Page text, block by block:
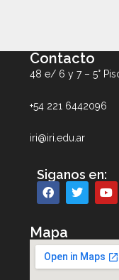
Contacto
48 e/ 6 y 7 – 5°
+54 221 6442096
iri@iri.edu.ar
Siganos en:
Mapa